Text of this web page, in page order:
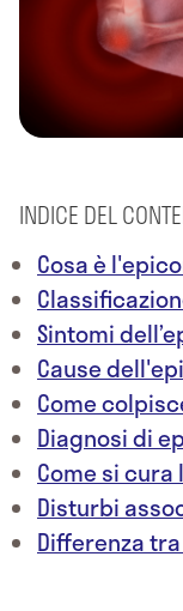
INDICE DEL
Cosa è
Sintomi
Cause
Come
Diagnosi di
Come si
Disturbi
Differenza